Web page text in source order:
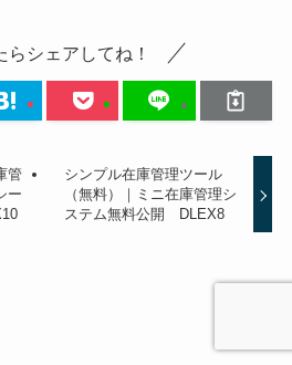
らシェアしてね！
管
ー
シンプル在庫管理ツール
（無料）｜ミニ在庫管理シ
ステム無料公開 DLEX8